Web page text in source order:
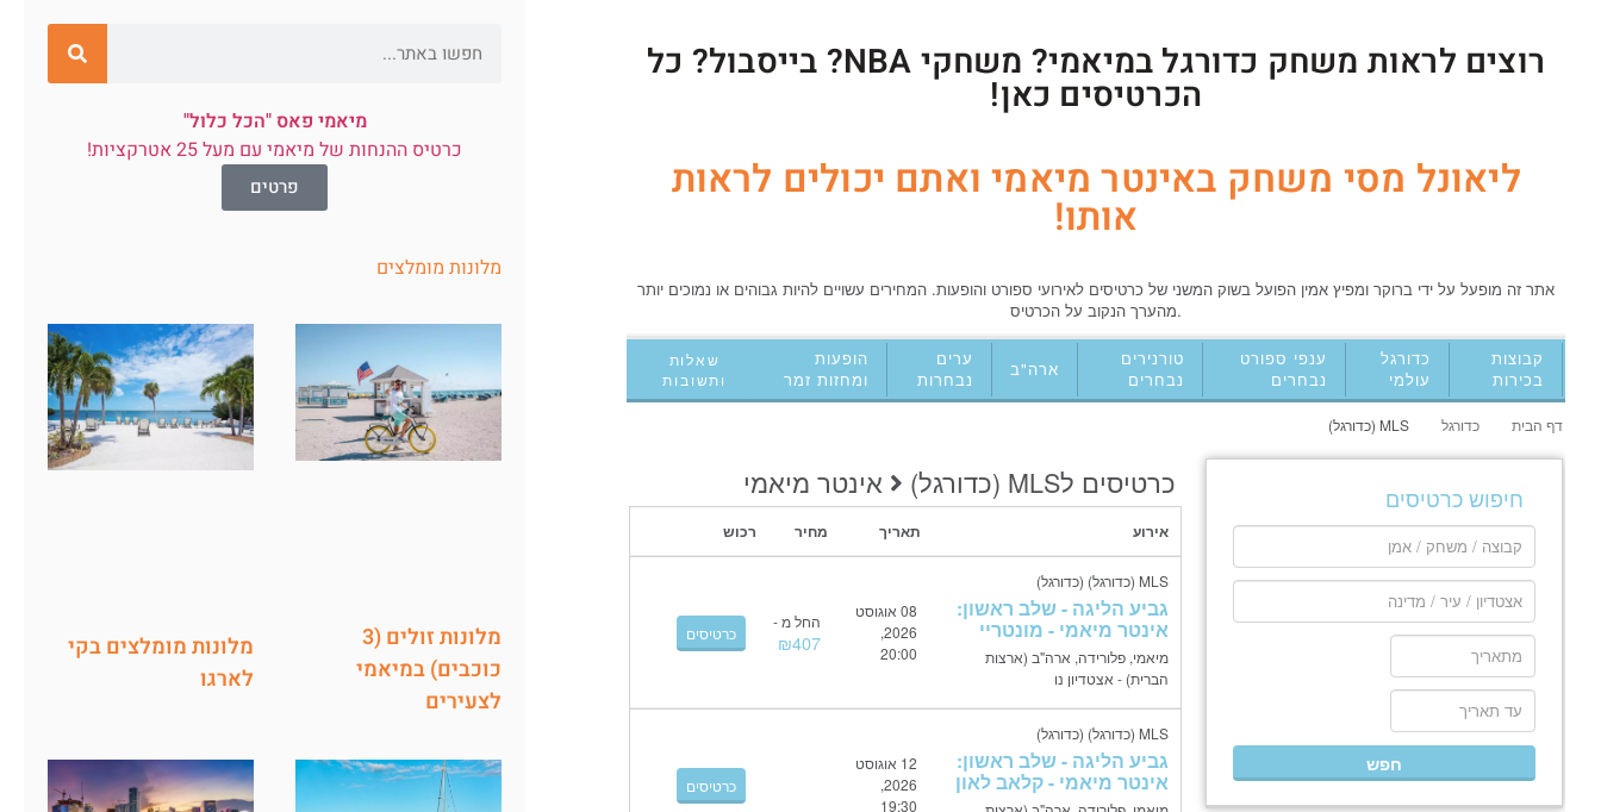
רוצים לראות משחק כדורגל במיאמי? משחקי NBA? בייסבול? כל
הכרטיסים כאן!
ליאונל מסי משחק באינטר מיאמי ואתם יכולים לראות
אותו!
מיאמי פאס "הכל כלול"
כרטיס ההנחות של מיאמי עם מעל 25 אטרקציות!
פרטים
מלונות מומלצים
מלונות זולים (3
כוכבים) במיאמי
לצעירים
מלונות מומלצים בקי
לארגו